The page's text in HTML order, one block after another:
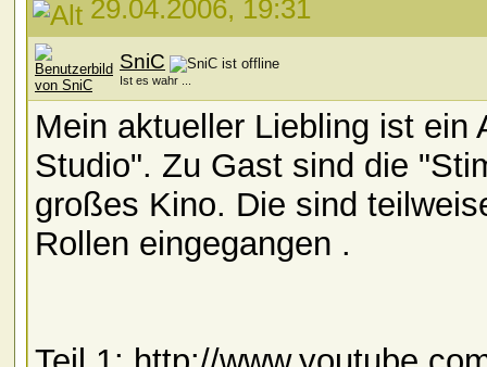
29.04.2006, 19:31
SniC
Ist es wahr ...
Mein aktueller Liebling ist
Studio". Zu Gast sind die
großes Kino. Die sind
Rollen eingegangen .